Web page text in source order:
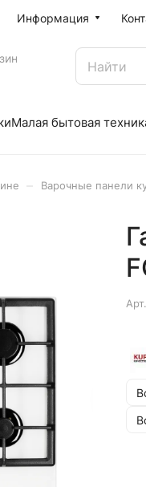
Информация
Малая бытовая
Варочные панели
Арт.